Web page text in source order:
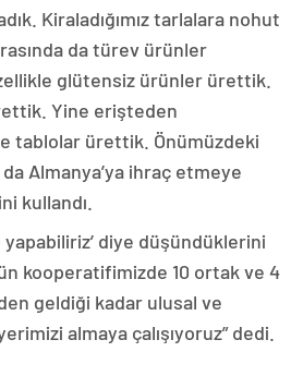
Kiraladığımız tarlalara nohut
da türev ürünler
glütensiz ürünler ürettik.
Yine erişteden
tablolar ürettik. Önümüzdeki
Almanya’ya ihraç etmeye
kullandı.
yapabiliriz’ diye düşündüklerini
kooperatifimizde 10 ortak ve 4
geldiği kadar ulusal ve
almaya çalışıyoruz” dedi.